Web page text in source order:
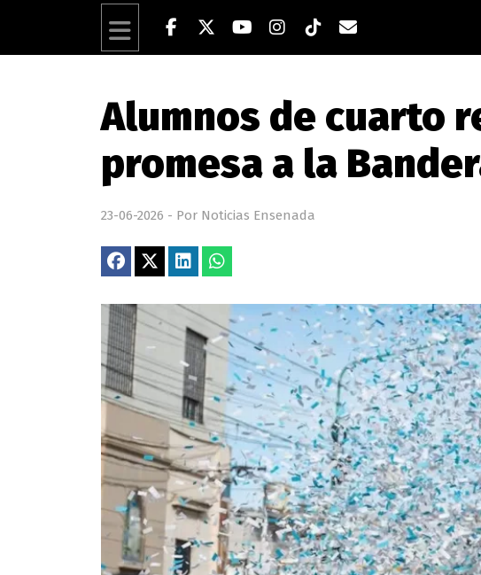
Alumnos de cuarto
promesa a la
23-06-2026 - Por Noticias Ensenada